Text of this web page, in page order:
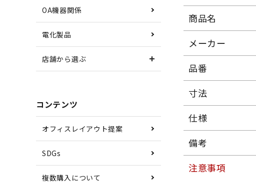
OA機器関係
電化製品
店舗から選ぶ
コンテンツ
オフィスレイアウト提案
SDGs
複数購入について
商品名
メーカー
品番
寸法
仕様
備考
注意事項